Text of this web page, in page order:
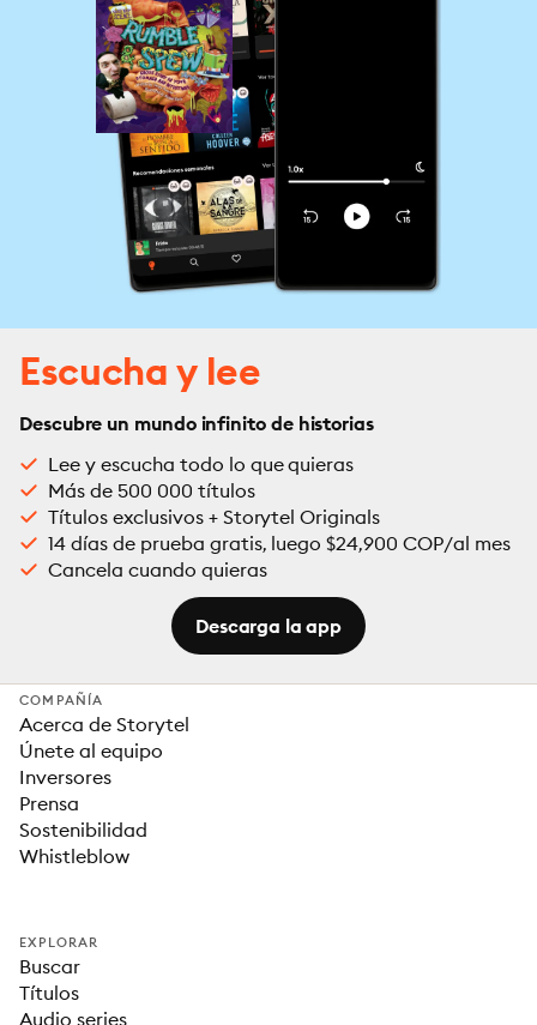
Escucha y lee
Descubre un mundo infinito de historias
Lee y escucha todo lo que quieras
Más de 500 000 títulos
Títulos exclusivos + Storytel Originals
14 días de prueba gratis, luego $24,900 COP/al mes
Cancela cuando quieras
Descarga la app
COMPAÑÍA
Acerca de Storytel
Únete al equipo
Inversores
Prensa
Sostenibilidad
Whistleblow
EXPLORAR
Buscar
Títulos
Audio series